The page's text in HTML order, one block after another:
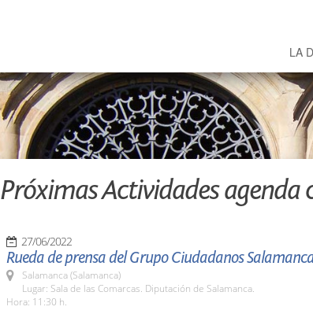
LA
Próximas Actividades agenda
27/06/2022
Rueda de prensa del Grupo Ciudadanos
Salamanca (Salamanca)
Lugar: Sala de las Comarcas. Diputación de Salamanca.
Hora: 11:30 h.